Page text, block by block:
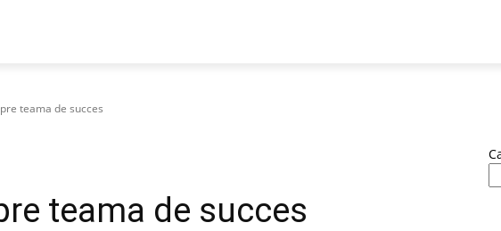
teama de succes
teama de succes